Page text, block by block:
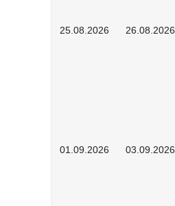
25.08.2026 26.08.2026
01.09.2026 03.09.2026